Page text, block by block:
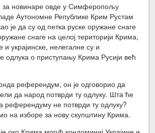
за новинаре овде у Симферопољу
Аутономне Републике Крим Рустам
је да су од петка руске оружане снаге
снаге на целој територији Крима,
и украјинске, нелегалне су и
одлука о приступању Крима Русији већ
референдум, он је одговорио да
да народ потврди ту одлуку. Шта ће
референдуму не потврди ту одлуку?
на изборе за нову скупштину Крима.